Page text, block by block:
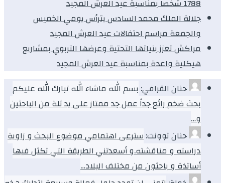
1788 شخصا بمناسبة عيد العرش المجيد
جلالة الملك محمد السادس يترأس يومي الخميس
والجمعة مراسم احتفالات عيد العرش المجيد
مراكش تعزز بنياتها التحتية وعرضها التربوي بمشاريع
هيكلية واعدة بمناسبة عيد العرش المجيد
حنان القرافي: بسم الله ماشاء الله تبارك الله عليكم
بحث ضخم رائع جداً عمل جد ممتاز على يد ثلة من الباحثين
و…
حنان توونت:سترعى اهتمامي موضوع البحث و زاوية
دراسته و مناقشته.و أسعدتني الطريقة التي تكثل فيها
أساتذة و باحثون من مختلف البلاد…